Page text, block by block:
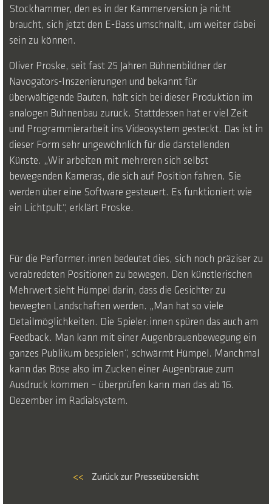
Stockhammer, den es in der Kammerversion ja nicht
braucht, sich jetzt den E-Bass umschnallt, um weiter dabei
sein zu können.
Oliver Proske, seit fast 25 Jahren Bühnenbildner der
Navogators-Inszenierungen und bekannt für
überwältigende Bauten, hält sich bei dieser Produktion im
analogen Bühnenbau zurück. Stattdessen hat er viel Zeit
und Programmierarbeit ins Videosystem gesteckt. Das ist in
dieser Form sehr ungewöhnlich für die darstellenden
Künste. „Wir arbeiten mit mehreren sich selbst
bewegenden Kameras, die sich auf Position fahren. Sie
werden über eine Software gesteuert. Es funktioniert wie
ein Lichtpult“, erklärt Proske.
Für die Performer:innen bedeutet dies, sich noch präziser zu
verabredeten Positionen zu bewegen. Den künstlerischen
Mehrwert sieht Hümpel darin, dass die Gesichter zu
bewegten Landschaften werden. „Man hat so viele
Detailmöglichkeiten. Die Spieler:innen spüren das auch am
Feedback. Man kann mit einer Augenbrauenbewegung ein
ganzes Publikum bespielen“, schwärmt Hümpel. Manchmal
kann das Böse also im Zucken einer Augenbraue zum
Ausdruck kommen – überprüfen kann man das ab 16.
Dezember im Radialsystem.
<< Zurück zur Presseübersicht